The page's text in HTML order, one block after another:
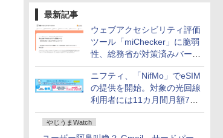
最新記事
ウェブアクセシビリティ評価
ツール「miChecker」に脆弱
性、総務省が対策済みバージ
ョンへの更新を呼び掛け
ニフティ、「NifMo」でeSIM
の提供を開始。対象の光回線
利用者には11カ月間月額770
円割引のキャンペーン
やじうまWatch